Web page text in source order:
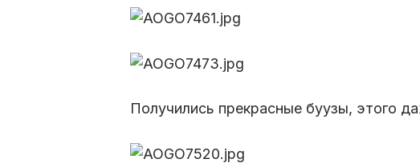
Получились прекрасные буузы, этого